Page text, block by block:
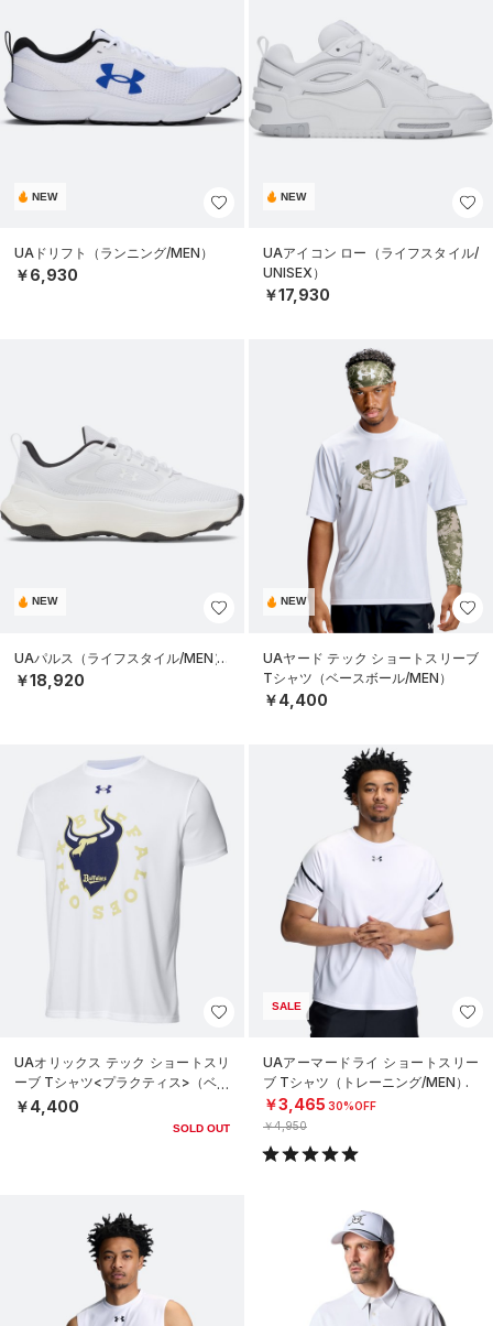
NEW
UAドリフト（ランニング/MEN）
￥6,930
NEW
UAアイコン ロー（ライフスタイル/
UNISEX）
￥17,930
NEW
UAパルス（ライフスタイル/MEN）
￥18,920
NEW
UAヤード テック ショートスリーブ
Tシャツ（ベースボール/MEN）
￥4,400
UAオリックス テック ショートスリ
ーブ Tシャツ<プラクティス>（ベー
スボール/UNISEX）
￥4,400
SOLD OUT
SALE
UAアーマードライ ショートスリー
ブ Tシャツ（トレーニング/MEN）
￥3,465 30%OFF
￥4,950